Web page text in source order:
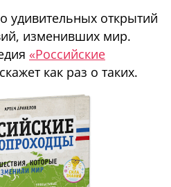
удивительных открытий
изменивших мир.
«Российские
как раз о таких.